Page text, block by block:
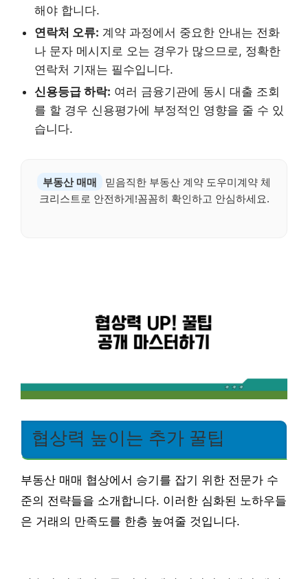
해야 합니다.
연락처 오류: 계약 과정에서 중요한 안내는 전화
나 문자 메시지로 오는 경우가 많으므로, 정확한
연락처 기재는 필수입니다.
신용등급 하락: 여러 금융기관에 동시 대출 조회
를 할 경우 신용평가에 부정적인 영향을 줄 수 있
습니다.
부동산 매매
믿음직한 부동산 계약 도우미계약 체
크리스트로 안전하게!꼼꼼히 확인하고 안심하세요.
협상력 높이는 추가 꿀팁
부동산 매매 협상에서 승기를 잡기 위한 전문가 수
준의 전략들을 소개합니다. 이러한 심화된 노하우들
은 거래의 만족도를 한층 높여줄 것입니다.